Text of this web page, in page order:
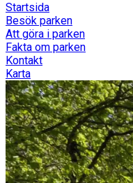
Startsida
Besök parken
Att göra i parken
Fakta om parken
Kontakt
Karta